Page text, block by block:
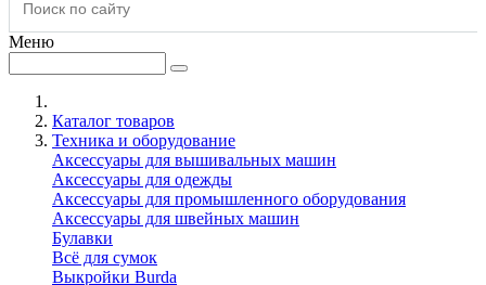
Меню
Каталог товаров
Техника и оборудование
Аксессуары для вышивальных машин
Аксессуары для одежды
Аксессуары для промышленного оборудования
Аксессуары для швейных машин
Булавки
Всё для сумок
Выкройки Burda